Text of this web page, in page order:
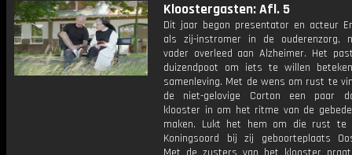
Kloostergasten: Afl. 5
Dit jaar begon presentator en acteur
als zij-instromer in de ouderenzorg,
vader overleed aan Alzheimer. Het
duizendpoot om iets te willen
samenleving. Met de wens om rust te
de niet-gelovige Corton een paar
klooster in om het ritme van de
maken. Lukt het hem om die rust te
Koningsoord bij zij geboorteplaats